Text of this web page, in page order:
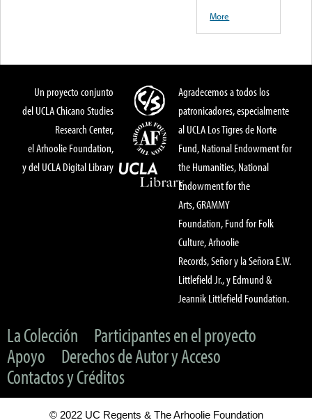
More
Un proyecto conjunto
del UCLA Chicano Studies
Research Center,
el Arhoolie Foundation,
y del UCLA Digital Library
Agradecemos a todos los
patronicadores, especialmente
al UCLA Los Tigres de Norte
Fund, National Endowment for
the Humanities, National
Endowment for the
Arts, GRAMMY
Foundation, Fund for Folk
Culture, Arhoolie
Records, Señor y la Señora E.W.
Littlefield Jr., y Edmund &
Jeannik Littlefield Foundation.
La Colección
Participantes en el proyecto
Apoyo
Derechos de Autor y Acceso
Contactos y Créditos
© 2022 UC Regents & The Arhoolie Foundation